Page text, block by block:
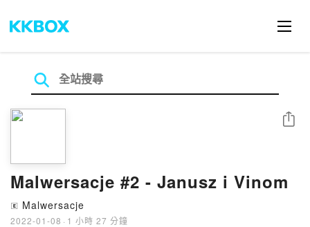
Malwersacje #2 - Janusz i Vinom
🄴 Malwersacje
2022-01-08 · 1 小時 27 分鐘
分享